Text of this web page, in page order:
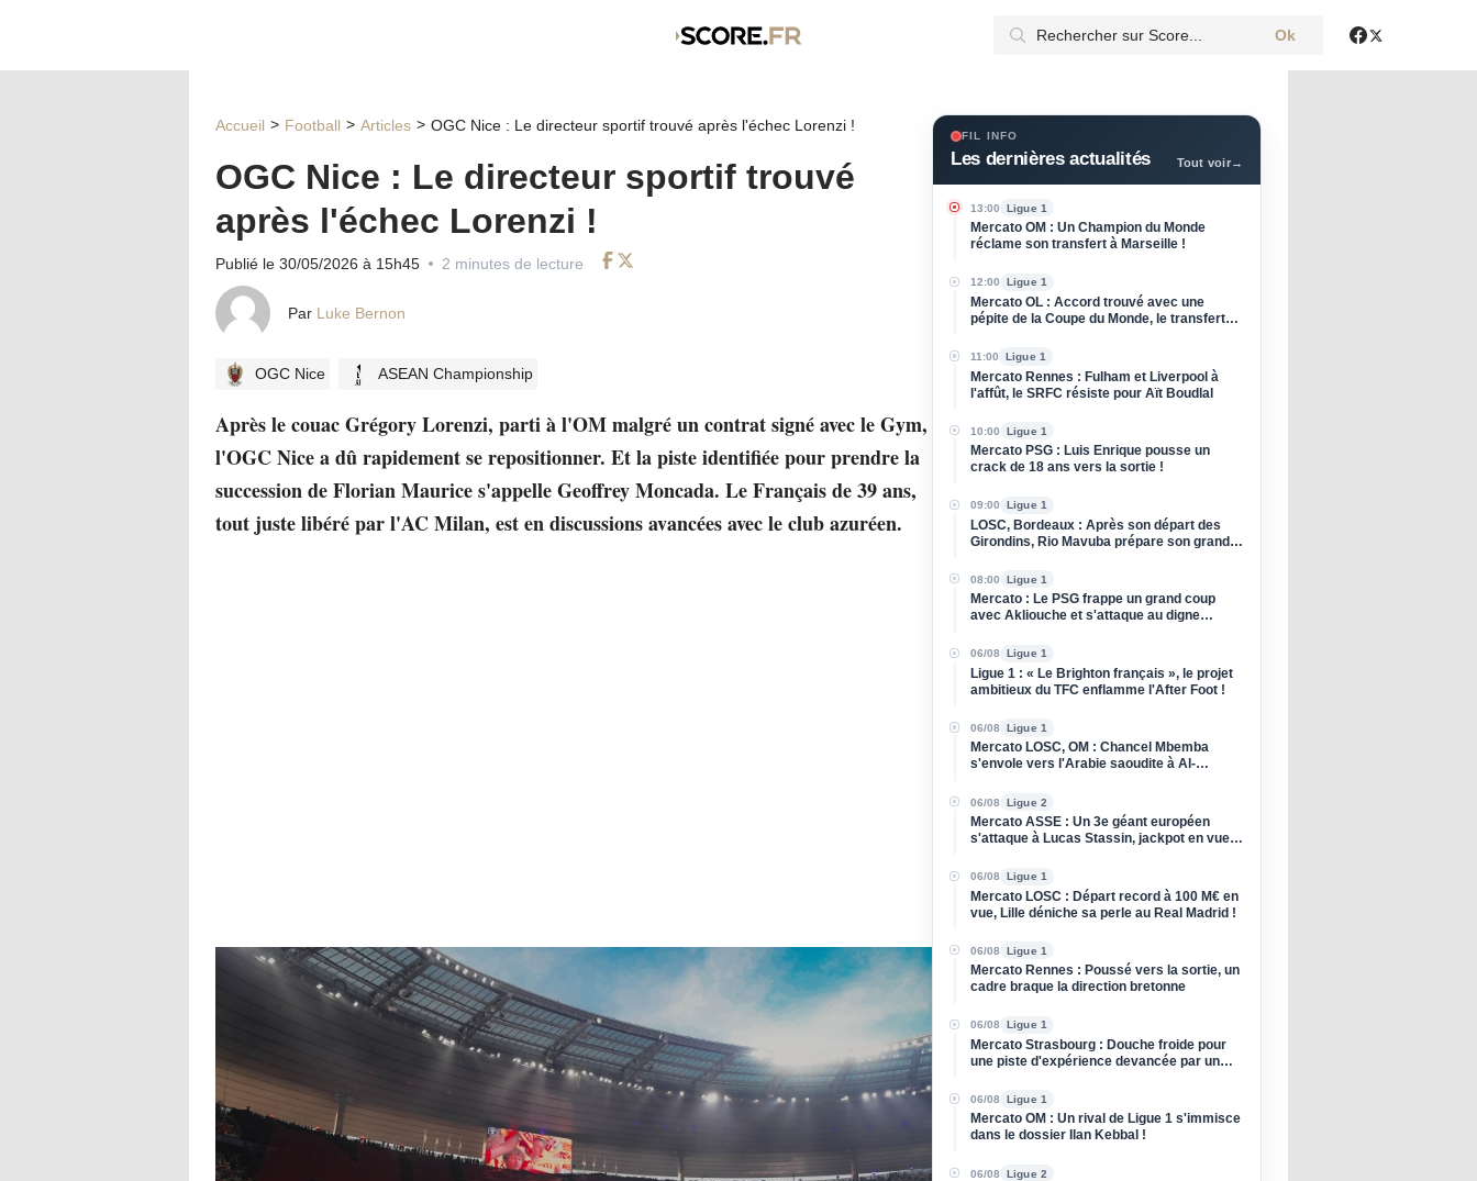
Ok
Accueil Football Articles OGC Nice : Le directeur sportif trouvé après l'échec Lorenzi !
OGC Nice : Le directeur sportif trouvé
après l'échec Lorenzi !
Publié le 30/05/2026 à 15h45
2 minutes de lecture
Par Luke Bernon
OGC Nice ASEAN Championship
Après le couac Grégory Lorenzi, parti à l'OM malgré un contrat signé avec le Gym,
l'OGC Nice a dû rapidement se repositionner. Et la piste identifiée pour prendre la
succession de Florian Maurice s'appelle Geoffrey Moncada. Le Français de 39 ans,
tout juste libéré par l'AC Milan, est en discussions avancées avec le club azuréen.
FIL INFO
Les dernières actualités Tout voir→
13:00 Ligue 1
Mercato OM : Un Champion du Monde
réclame son transfert à Marseille !
12:00 Ligue 1
Mercato OL : Accord trouvé avec une
pépite de la Coupe du Monde, le transfert
11:00 Ligue 1
Mercato Rennes : Fulham et Liverpool à
l'affût, le SRFC résiste pour Aït Boudlal
10:00 Ligue 1
Mercato PSG : Luis Enrique pousse un
crack de 18 ans vers la sortie !
09:00 Ligue 1
LOSC, Bordeaux : Après son départ des
Girondins, Rio Mavuba prépare son grand
08:00 Ligue 1
Mercato : Le PSG frappe un grand coup
avec Akliouche et s'attaque au digne
06/08 Ligue 1
Ligue 1 : « Le Brighton français », le projet
ambitieux du TFC enflamme l'After Foot !
06/08 Ligue 1
Mercato LOSC, OM : Chancel Mbemba
s'envole vers l'Arabie saoudite à Al-
06/08 Ligue 2
Mercato ASSE : Un 3e géant européen
s'attaque à Lucas Stassin, jackpot en vue
06/08 Ligue 1
Mercato LOSC : Départ record à 100 M€ en
vue, Lille déniche sa perle au Real Madrid !
06/08 Ligue 1
Mercato Rennes : Poussé vers la sortie, un
cadre braque la direction bretonne
06/08 Ligue 1
Mercato Strasbourg : Douche froide pour
une piste d'expérience devancée par un
06/08 Ligue 1
Mercato OM : Un rival de Ligue 1 s'immisce
dans le dossier Ilan Kebbal !
06/08 Ligue 2